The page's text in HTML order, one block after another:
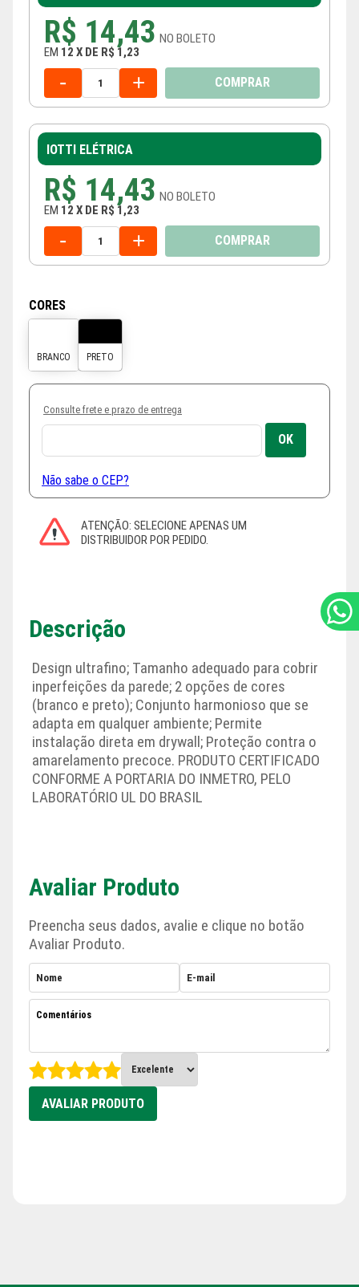
R$ 14,43 NO BOLETO
EM 12 X DE R$ 1,23
- + COMPRAR
IOTTI ELÉTRICA
R$ 14,43 NO BOLETO
EM 12 X DE R$ 1,23
- + COMPRAR
CORES
Consulte frete e prazo de entrega
Não sabe o CEP?
Descrição
Design ultrafino; Tamanho adequado para cobrir
inperfeições da parede; 2 opções de cores
(branco e preto); Conjunto harmonioso que se
adapta em qualquer ambiente; Permite
instalação direta em drywall; Proteção contra o
amarelamento precoce. PRODUTO CERTIFICADO
CONFORME A PORTARIA DO INMETRO, PELO
LABORATÓRIO UL DO BRASIL
Avaliar Produto
Preencha seus dados, avalie e clique no botão
Avaliar Produto.
AVALIAR PRODUTO